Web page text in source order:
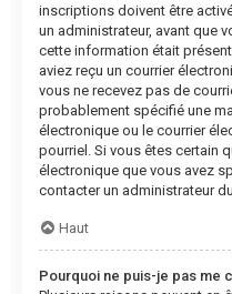
inscriptions doivent être
un administrateur, avant que
cette information était
aviez reçu un courrier
vous ne recevez pas de
probablement spécifié une
électronique ou le courrier
pourriel. Si vous êtes certain
électronique que vous avez
contacter un administrateur
Haut
Pourquoi ne puis-je pas me